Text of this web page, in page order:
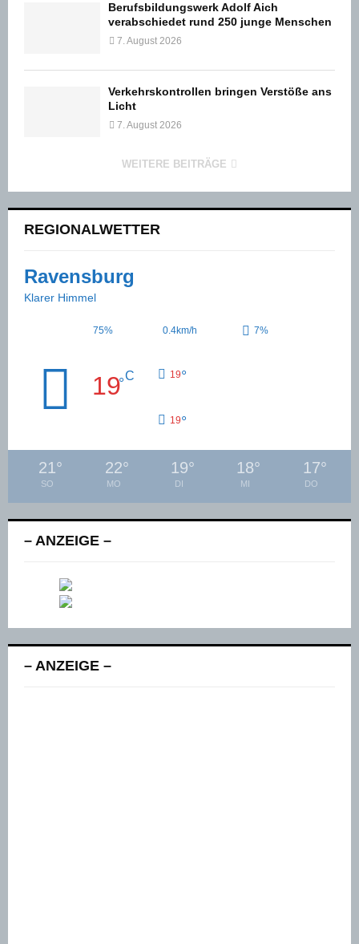
Berufsbildungswerk Adolf Aich
verabschiedet rund 250 junge Menschen
7. August 2026
Verkehrskontrollen bringen Verstöße ans
Licht
7. August 2026
WEITERE BEITRÄGE
REGIONALWETTER
Ravensburg
Klarer Himmel
75% 0.4km/h 7%
19°C 19°
19°
21°
SO
22°
MO
19°
DI
18°
MI
17°
DO
– ANZEIGE –
– ANZEIGE –